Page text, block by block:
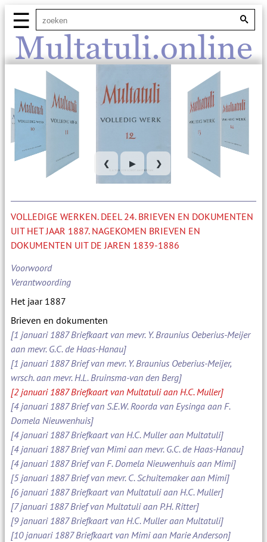
Multatuli.online
☰
❮ ▶ ❯
VOLLEDIGE WERKEN. DEEL 24. BRIEVEN EN DOKUMENTEN
UIT HET JAAR 1887. NAGEKOMEN BRIEVEN EN
DOKUMENTEN UIT DE JAREN 1839-1886
Voorwoord
Verantwoording
Het jaar 1887
Brieven en dokumenten
[1 januari 1887 Briefkaart van mevr. Y. Braunius Oeberius-Meijer
aan mevr. G.C. de Haas-Hanau]
[1 januari 1887 Brief van mevr. Y. Braunius Oeberius-Meijer,
wrsch. aan mevr. H.L. Bruinsma-van den Berg]
[2 januari 1887 Briefkaart van Multatuli aan H.C. Muller]
[4 januari 1887 Brief van S.E.W. Roorda van Eysinga aan F.
Domela Nieuwenhuis]
[4 januari 1887 Briefkaart van H.C. Muller aan Multatuli]
[4 januari 1887 Brief van Mimi aan mevr. G.C. de Haas-Hanau]
[4 januari 1887 Brief van F. Domela Nieuwenhuis aan Mimi]
[5 januari 1887 Brief van mevr. C. Schuitemaker aan Mimi]
[6 januari 1887 Briefkaart van Multatuli aan H.C. Muller]
[7 januari 1887 Brief van Multatuli aan P.H. Ritter]
[9 januari 1887 Briefkaart van H.C. Muller aan Multatuli]
[10 januari 1887 Briefkaart van Mimi aan Marie Anderson]